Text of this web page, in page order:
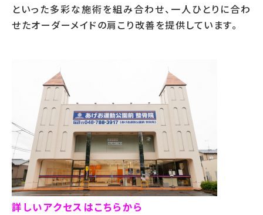
といった多彩な施術を組み合わせ、一人ひとりに合わ
せたオーダーメイドの肩こり改善を提供しています。
詳しいアクセスはこちらから